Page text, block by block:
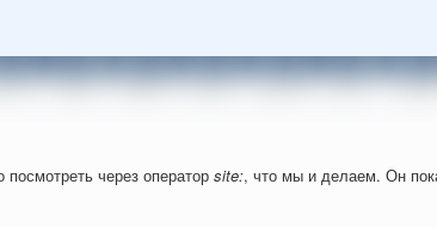
через оператор site:, что мы и делаем. Он